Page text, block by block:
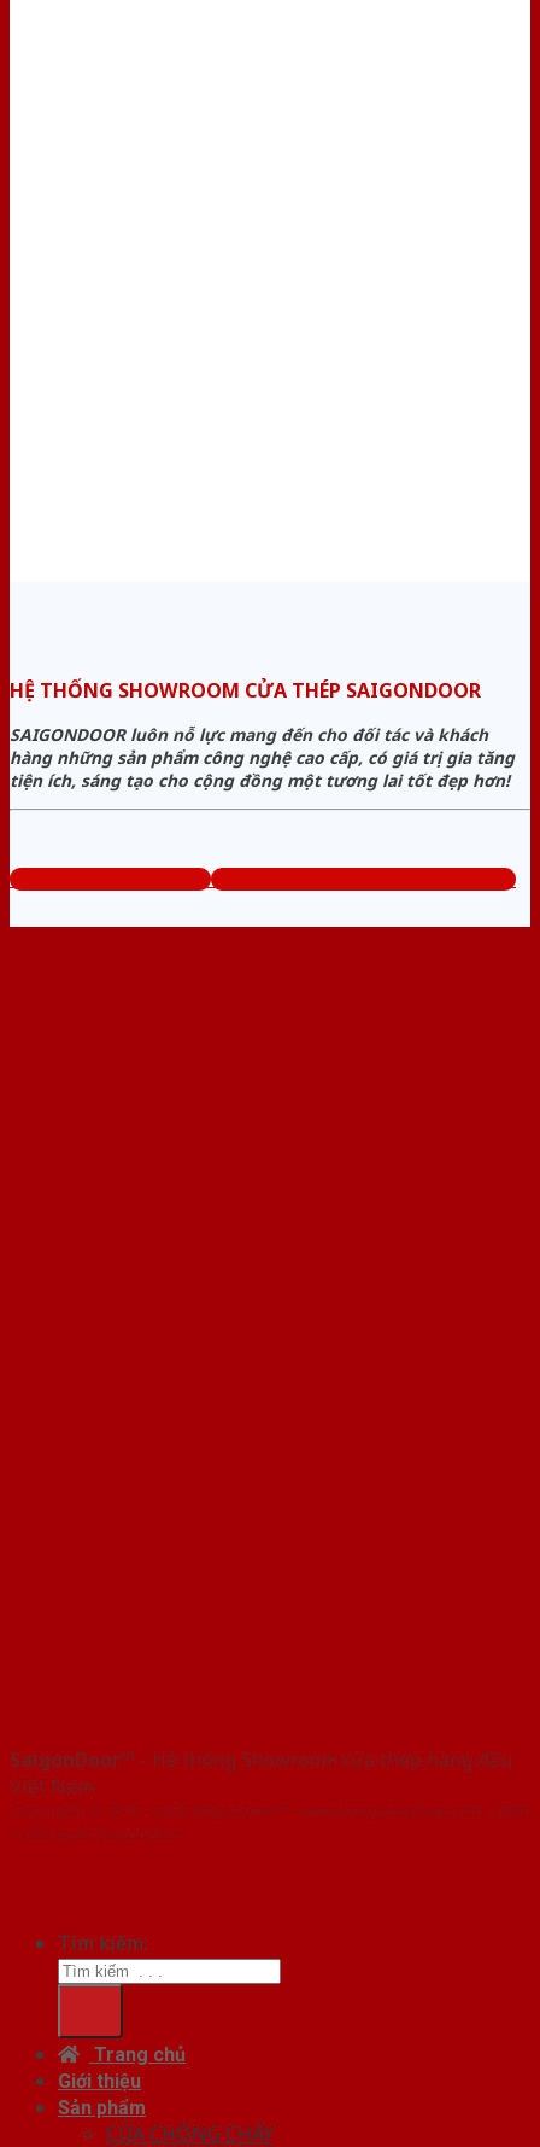
HỆ THỐNG SHOWROOM CỬA THÉP SAIGONDOOR
SAIGONDOOR luôn nỗ lực mang đến cho đối tác và khách
hàng những sản phẩm công nghệ cao cấp, có giá trị gia tăng
tiện ích, sáng tạo cho cộng đồng một tương lai tốt đẹp hơn!
www.baogiacuathep.com Tổng đài tư vấn miễn phí: 0824.400.400
SaigonDoor™ - Hệ thống Showroom cửa thép hàng đầu
Việt Nam
Copyright ⓒ 2016 – 2026 SaigonDoor™ - www.baogiacuathep.com | Đơn
vị chủ quản SaigonDoor
Tìm kiếm:
Trang chủ
Giới thiệu
Sản phẩm
CỬA CHỐNG CHÁY